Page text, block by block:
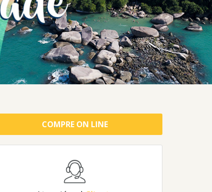
COMPRE ON LINE